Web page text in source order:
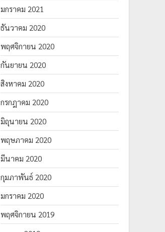
มกราคม 2021
ธันวาคม 2020
พฤศจิกายน 2020
กันยายน 2020
สิงหาคม 2020
กรกฎาคม 2020
มิถุนายน 2020
พฤษภาคม 2020
มีนาคม 2020
กุมภาพันธ์ 2020
มกราคม 2020
พฤศจิกายน 2019